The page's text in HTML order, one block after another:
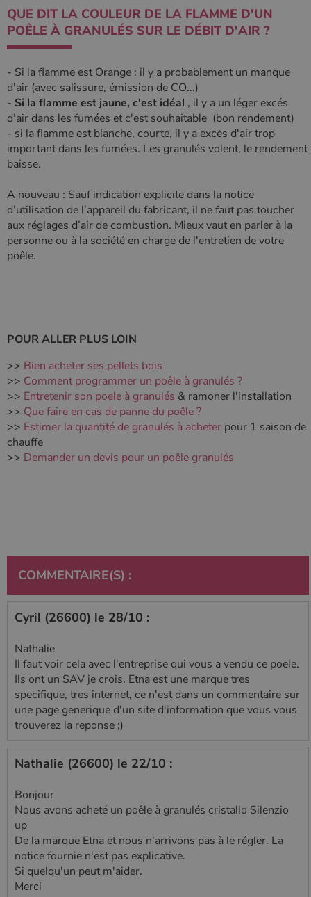
QUE DIT LA COULEUR DE LA FLAMME D'UN
POÊLE À GRANULÉS SUR LE DÉBIT D'AIR ?
- Si la flamme est Orange : il y a probablement un manque
d'air (avec salissure, émission de CO...)
- Si la flamme est jaune, c'est idéal , il y a un léger excés
d'air dans les fumées et c'est souhaitable (bon rendement)
- si la flamme est blanche, courte, il y a excès d'air trop
important dans les fumées. Les granulés volent, le rendement
baisse.
A nouveau : Sauf indication explicite dans la notice
d’utilisation de l’appareil du fabricant, il ne faut pas toucher
aux réglages d’air de combustion. Mieux vaut en parler à la
personne ou à la société en charge de l'entretien de votre
poêle.
POUR ALLER PLUS LOIN
>> Bien acheter ses pellets bois
>> Comment programmer un poêle à granulés ?
>> Entretenir son poele à granulés & ramoner l'installation
>> Que faire en cas de panne du poêle ?
>> Estimer la quantité de granulés à acheter pour 1 saison de
chauffe
>> Demander un devis pour un poêle granulés
COMMENTAIRE(S) :
Cyril (26600) le 28/10 :
Nathalie
Il faut voir cela avec l'entreprise qui vous a vendu ce poele.
Ils ont un SAV je crois. Etna est une marque tres
specifique, tres internet, ce n'est dans un commentaire sur
une page generique d'un site d'information que vous vous
trouverez la reponse ;)
Nathalie (26600) le 22/10 :
Bonjour
Nous avons acheté un poêle à granulés cristallo Silenzio
up
De la marque Etna et nous n'arrivons pas à le régler. La
notice fournie n'est pas explicative.
Si quelqu'un peut m'aider.
Merci